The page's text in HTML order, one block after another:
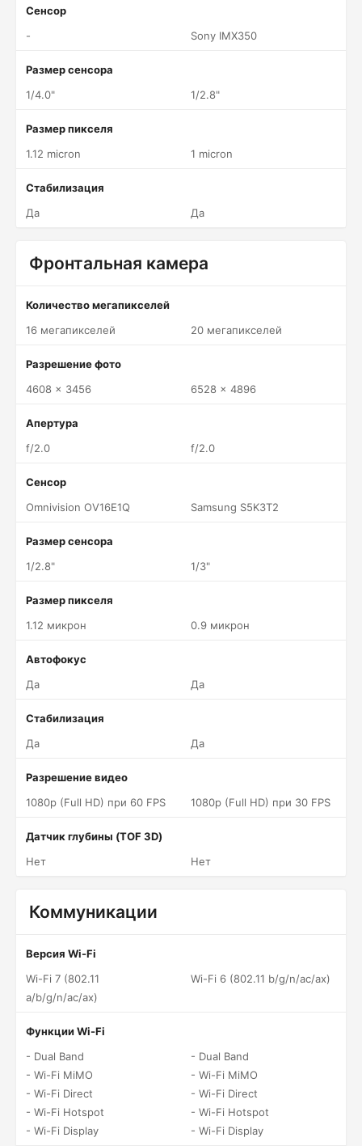
Сенсор
-
Sony IMX350
Размер сенсора
1/4.0"
1/2.8"
Размер пикселя
1.12 micron
1 micron
Стабилизация
Да
Да
Фронтальная камера
Количество мегапикселей
16 мегапикселей
20 мегапикселей
Разрешение фото
4608 x 3456
6528 x 4896
Апертура
f/2.0
f/2.0
Сенсор
Omnivision OV16E1Q
Samsung S5K3T2
Размер сенсора
1/2.8"
1/3"
Размер пикселя
1.12 микрон
0.9 микрон
Автофокус
Да
Да
Стабилизация
Да
Да
Разрешение видео
1080p (Full HD) при 60 FPS
1080p (Full HD) при 30 FPS
Датчик глубины (TOF 3D)
Нет
Нет
Коммуникации
Версия Wi-Fi
Wi-Fi 7 (802.11
a/b/g/n/ac/ax)
Wi-Fi 6 (802.11 b/g/n/ac/ax)
Функции Wi-Fi
- Dual Band
- Wi-Fi MiMO
- Wi-Fi Direct
- Wi-Fi Hotspot
- Wi-Fi Display
- Dual Band
- Wi-Fi MiMO
- Wi-Fi Direct
- Wi-Fi Hotspot
- Wi-Fi Display